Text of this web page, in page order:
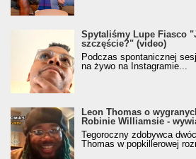
Spytaliśmy Lupe Fiasco
szczęście?" (video)
Podczas spontanicznej
na żywo na Instagramie...
Leon Thomas o
Robinie Williamsie -
Tegoroczny zdobywca
Thomas w popkillerowej